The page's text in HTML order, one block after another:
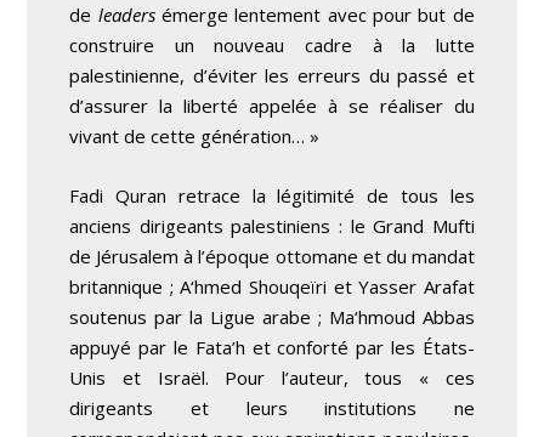
de leadersémerge lentement avec pour but de
construire un nouveau cadre à la lutte
palestinienne, d’éviter les erreurs du passé et
d’assurer la liberté appelée à se réaliser du
vivant de cette génération… »
Fadi Quran retrace la légitimité de tous les
anciens dirigeants palestiniens : le Grand Mufti
de Jérusalem à l’époque ottomane et du mandat
britannique ; A‘hmed Shouqeïri et Yasser Arafat
soutenus par la Ligue arabe ; Ma‘hmoud Abbas
appuyé par le Fata’h et conforté par les États-
Unis et Israël. Pour l’auteur, tous « ces
dirigeants et leurs institutions ne